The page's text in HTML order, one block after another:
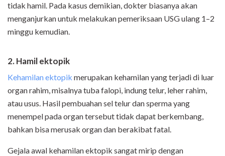
tidak hamil. Pada kasus demikian, dokter biasanya akan
menganjurkan untuk melakukan pemeriksaan USG ulang 1–2
minggu kemudian.
2. Hamil ektopik
Kehamilan ektopik merupakan kehamilan yang terjadi di luar
organ rahim, misalnya tuba falopi, indung telur, leher rahim,
atau usus. Hasil pembuahan sel telur dan sperma yang
menempel pada organ tersebut tidak dapat berkembang,
bahkan bisa merusak organ dan berakibat fatal.
Gejala awal kehamilan ektopik sangat mirip dengan